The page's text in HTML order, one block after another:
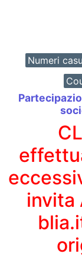
Numeri
invita